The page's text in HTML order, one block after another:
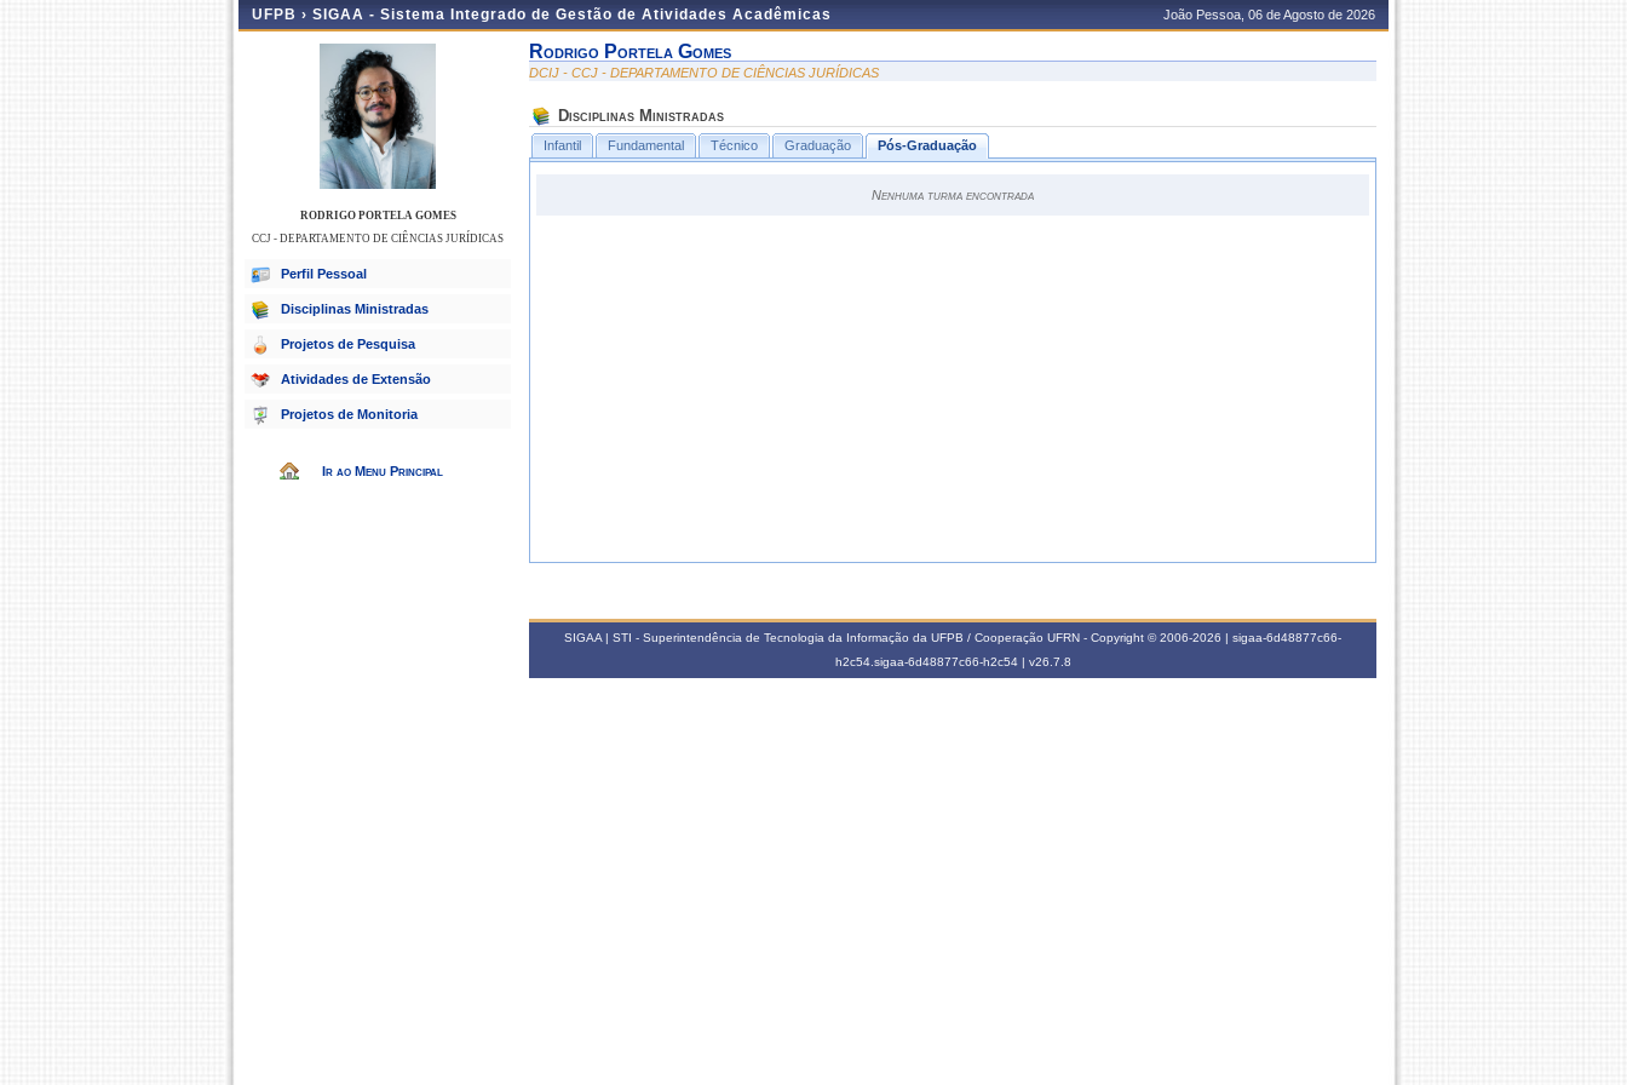
UFPB › SIGAA - Sistema Integrado de Gestão de Atividades Acadêmicas João Pessoa, 06 de Agosto de 2026
RODRIGO PORTELA GOMES
CCJ - DEPARTAMENTO DE CIÊNCIAS JURÍDICAS
Perfil Pessoal
Disciplinas Ministradas
Projetos de Pesquisa
Atividades de Extensão
Projetos de Monitoria
Ir ao Menu Principal
Rodrigo Portela Gomes
DCIJ - CCJ - DEPARTAMENTO DE CIÊNCIAS JURÍDICAS
Disciplinas Ministradas
Infantil Fundamental Técnico Graduação Pós-Graduação
Nenhuma turma encontrada
SIGAA | STI - Superintendência de Tecnologia da Informação da UFPB / Cooperação UFRN - Copyright © 2006-2026 | sigaa-6d48877c66-
h2c54.sigaa-6d48877c66-h2c54 | v26.7.8